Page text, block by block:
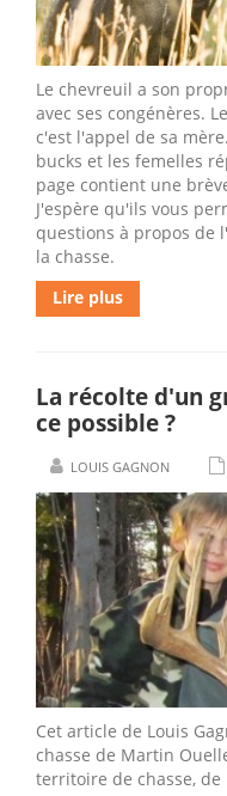
Le chevreuil a son
avec ses congénères.
c'est l'appel de sa
bucks et les femelles
page contient une
J'espère qu'ils vous
questions à propos de
la chasse.
Lire plus
La récolte d'un
ce possible ?
LOUIS GAGNON
Cet article de Louis
chasse de Martin
territoire de chasse,